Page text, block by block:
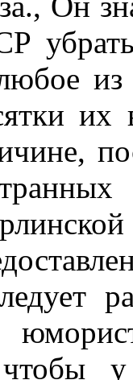
из
их
чтобы